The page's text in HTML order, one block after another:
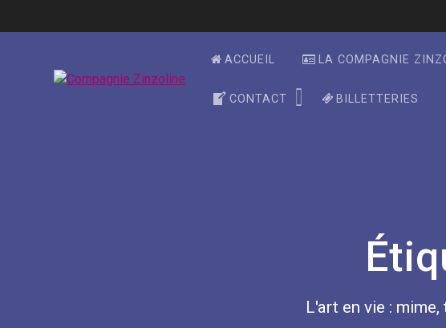
ACCUEIL LA COMPAGNIE
CONTACT BILLETTERIES
L'art en vie :